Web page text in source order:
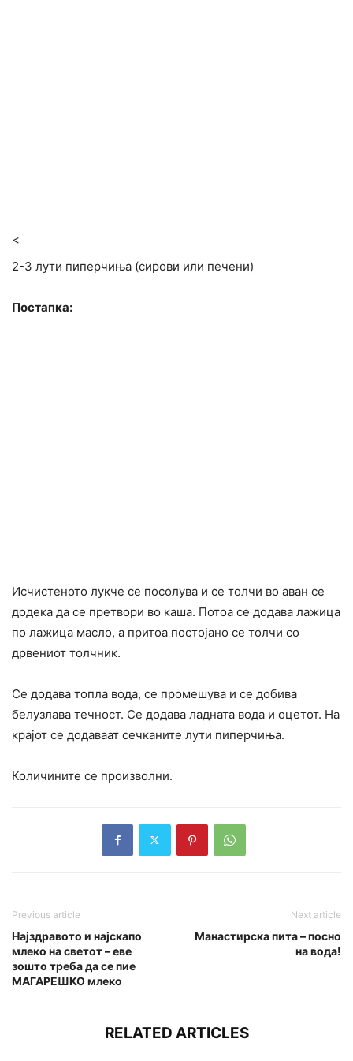
<
2-3 лути пиперчиња (сирови или печени)
Постапка:
Исчистеното лукче се посолува и се толчи во аван се
додека да се претвори во каша. Потоа се додава лажица
по лажица масло, а притоа постојано се толчи со
дрвениот толчник.
Се додава топла вода, се промешува и се добива
белузлава течност. Се додава ладната вода и оцетот. На
крајот се додаваат сечканите лути пиперчиња.
Количините се произволни.
Previous article
Најздравото и најскапо
млеко на светот – еве
зошто треба да се пие
МАГАРЕШКО млеко
Next article
Манастирска пита – посно
на вода!
RELATED ARTICLES